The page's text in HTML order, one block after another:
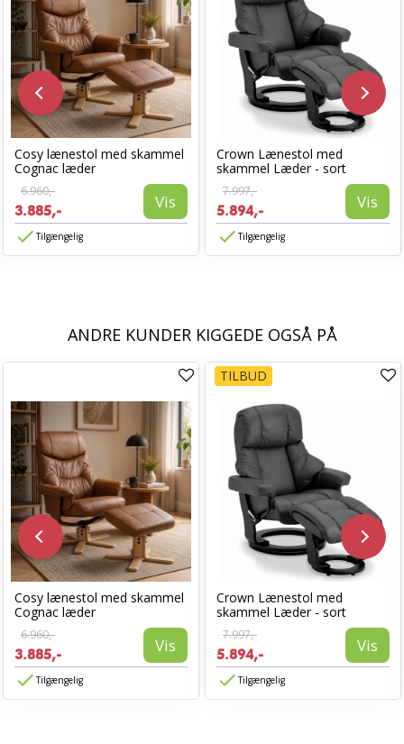
Cosy lænestol med skammel
Cognac læder
6.960,-
3.885,- Vis
Tilgængelig
Crown Lænestol med
skammel Læder - sort
7.997,-
5.894,- Vis
Tilgængelig
ANDRE KUNDER KIGGEDE OGSÅ PÅ
Cosy lænestol med skammel
Cognac læder
6.960,-
3.885,- Vis
Tilgængelig
TILBUD
Crown Lænestol med
skammel Læder - sort
7.997,-
5.894,- Vis
Tilgængelig